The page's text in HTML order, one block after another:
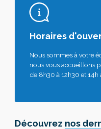
Horaires
Nous sommes à votre
nous vous accueillons
de 8h30 à 12h30 et 14h
Découvrez nos